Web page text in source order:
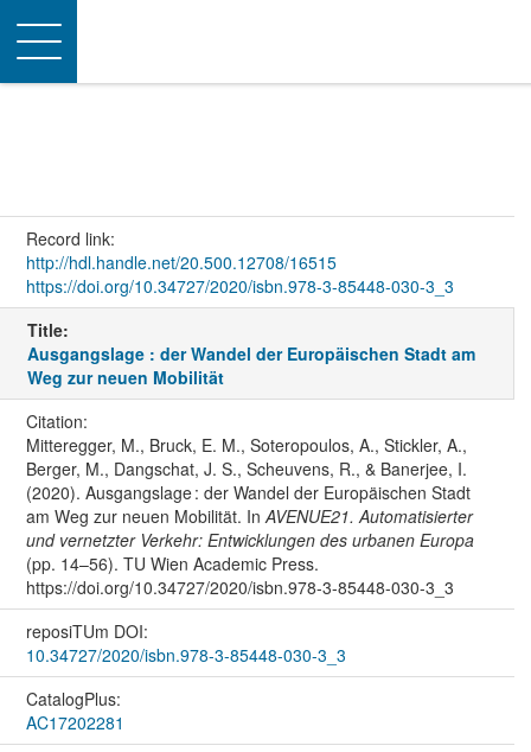
Toggle
navigation
Record link:
http://hdl.handle.net/20.500.12708/16515
https://doi.org/10.34727/2020/isbn.978-3-85448-030-3_3
Title:
Ausgangslage : der Wandel der Europäischen Stadt am
Weg zur neuen Mobilität
Citation:
Mitteregger, M., Bruck, E. M., Soteropoulos, A., Stickler, A.,
Berger, M., Dangschat, J. S., Scheuvens, R., & Banerjee, I.
(2020). Ausgangslage : der Wandel der Europäischen Stadt
am Weg zur neuen Mobilität. In AVENUE21. Automatisierter
und vernetzter Verkehr: Entwicklungen des urbanen Europa
(pp. 14–56). TU Wien Academic Press.
https://doi.org/10.34727/2020/isbn.978-3-85448-030-3_3
reposiTUm DOI:
10.34727/2020/isbn.978-3-85448-030-3_3
CatalogPlus:
AC17202281